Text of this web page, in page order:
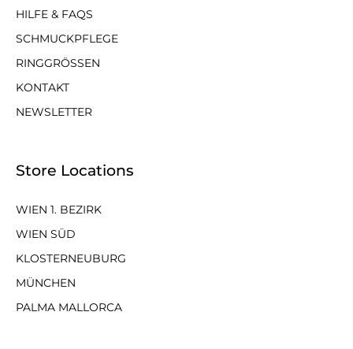
HILFE & FAQS
SCHMUCKPFLEGE
RINGGRÖSSEN
KONTAKT
NEWSLETTER
Store Locations
WIEN 1. BEZIRK
WIEN SÜD
KLOSTERNEUBURG
MÜNCHEN
PALMA MALLORCA